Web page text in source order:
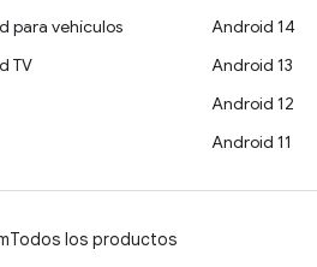
para vehículos
TV
Android 14
Android 13
Android 12
Android 11
Todos los productos